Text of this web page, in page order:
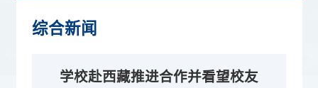
综合新闻
学校赴西藏推进合作并看望校友